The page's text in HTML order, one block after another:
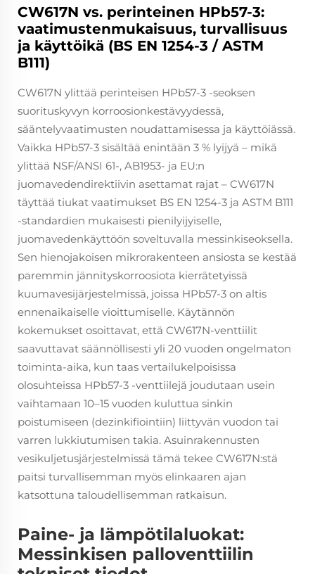
CW617N vs. perinteinen HPb57-3:
vaatimustenmukaisuus, turvallisuus
ja käyttöikä (BS EN 1254-3 / ASTM
B111)
CW617N ylittää perinteisen HPb57-3 -seoksen
suorituskyvyn korroosionkestävyydessä,
sääntelyvaatimusten noudattamisessa ja käyttöiässä.
Vaikka HPb57-3 sisältää enintään 3 % lyijyä – mikä
ylittää NSF/ANSI 61-, AB1953- ja EU:n
juomavedendirektiivin asettamat rajat – CW617N
täyttää tiukat vaatimukset BS EN 1254-3 ja ASTM B111
-standardien mukaisesti pienilyijyiselle,
juomavedenkäyttöön soveltuvalla messinkiseoksella.
Sen hienojakoisen mikrorakenteen ansiosta se kestää
paremmin jännityskorroosiota kierrätetyissä
kuumavesijärjestelmissä, joissa HPb57-3 on altis
ennenaikaiselle vioittumiselle. Käytännön
kokemukset osoittavat, että CW617N-venttiilit
saavuttavat säännöllisesti yli 20 vuoden ongelmaton
toiminta-aika, kun taas vertailukelpoisissa
olosuhteissa HPb57-3 -venttiilejä joudutaan usein
vaihtamaan 10–15 vuoden kuluttua sinkin
poistumiseen (dezinkifiointiin) liittyvän vuodon tai
varren lukkiutumisen takia. Asuinrakennusten
vesikuljetusjärjestelmissä tämä tekee CW617N:stä
paitsi turvallisemman myös elinkaaren ajan
katsottuna taloudellisemman ratkaisun.
Paine- ja lämpötilaluokat:
Messinkisen palloventtiilin